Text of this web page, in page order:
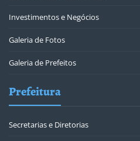
Investimentos e Negócios
Galeria de Fotos
Galeria de Prefeitos
Prefeitura
Secretarias e Diretorias